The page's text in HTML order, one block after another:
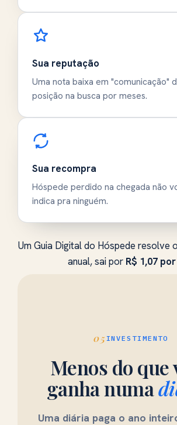
Sua reputação
Uma nota baixa em "comunicação"
posição na busca por meses.
Sua recompra
Hóspede perdido na chegada não
indica pra ninguém.
Um Guia Digital do Hóspede resolve
anual, sai por R$ 1,07
05INVESTIMENTO
Menos do que
ganha numa
Uma diária paga o ano